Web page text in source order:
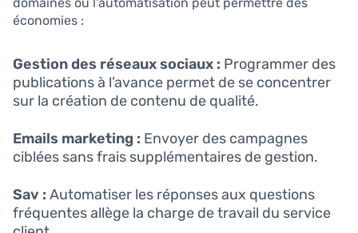
domaines où l’automatisation peut permettre des
économies :
Gestion des réseaux sociaux : Programmer des
publications à l’avance permet de se concentrer
sur la création de contenu de qualité.
Emails marketing : Envoyer des campagnes
ciblées sans frais supplémentaires de gestion.
Sav : Automatiser les réponses aux questions
fréquentes allège la charge de travail du service